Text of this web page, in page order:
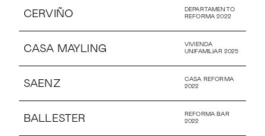
CERVIÑO
DEPARTAMENTO
REFORMA 2022
CASA MAYLING
VIVIENDA
UNIFAMILIAR 2025
SAENZ
CASA REFORMA
2022
BALLESTER
REFORMA BAR
2022